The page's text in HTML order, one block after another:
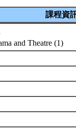
課程資
and Theatre (1)